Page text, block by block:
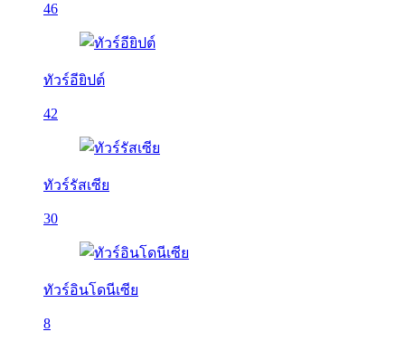
46
ทัวร์อียิปต์
42
ทัวร์รัสเซีย
30
ทัวร์อินโดนีเซีย
8